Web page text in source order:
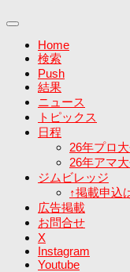
Home
検索
Push
結果
ニュース
トピックス
日程
26年プロ
26年アマ
ジムビレッジ
↑掲載申込
広告掲載
お問合せ
X
Instagram
Youtube